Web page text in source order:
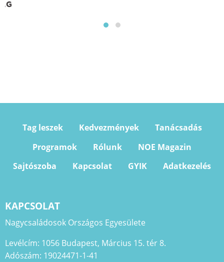
Tag leszek Kedvezmények
Tanácsadás
Programok
Rólunk
NOE Magazin
Sajtószoba
Kapcsolat GYIK Adatkezelés
KAPCSOLAT
Nagycsaládosok Országos Egyesülete
Levélcím: 1056 Budapest, Március 15. tér 8.
Adószám: 19024471-1-41